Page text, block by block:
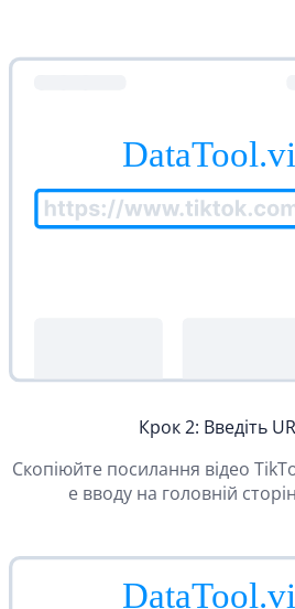
Крок 2: Введіть
Скопіюйте посилання відео
е вводу на головній